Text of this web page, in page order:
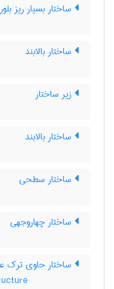
ساختار بسیار ریز بلور
ساختار بالابند
زیر ساختار
ساختار بالابند
ساختار سطحی
ساختار چهاروجهی
ساختار حاوی ترک